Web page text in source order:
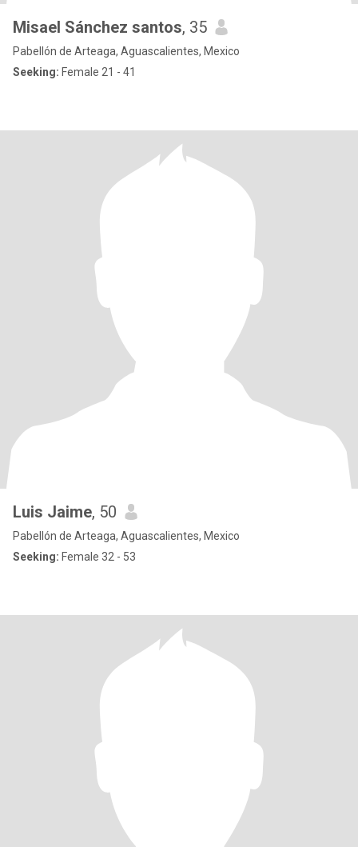
Misael Sánchez santos, 35
Pabellón de Arteaga, Aguascalientes, Mexico
Seeking: Female 21 - 41
Luis Jaime, 50
Pabellón de Arteaga, Aguascalientes, Mexico
Seeking: Female 32 - 53